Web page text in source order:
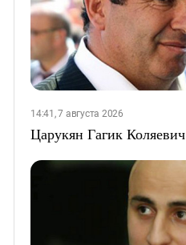
14:41, 7 августа 2026
Царукян Гагик Коляевич